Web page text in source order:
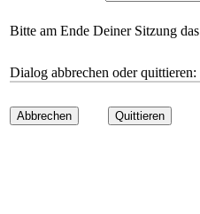
Bitte am Ende Deiner Sitzung das
Dialog abbrechen oder quittieren:
Abbrechen Quittieren